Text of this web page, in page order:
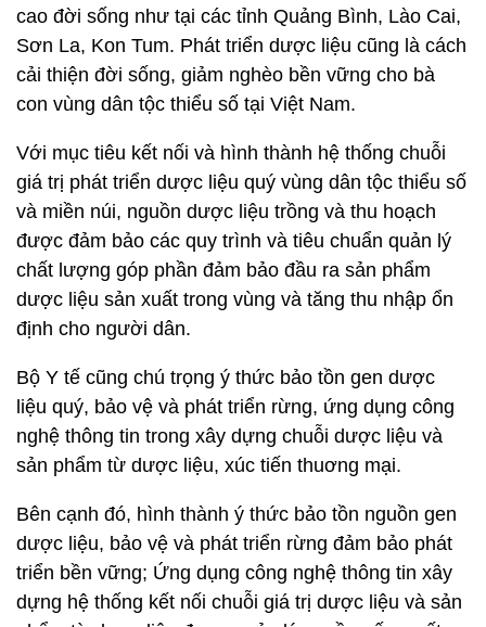
cao đời sống như tại các tỉnh Quảng Bình, Lào Cai,
Sơn La, Kon Tum. Phát triển dược liệu cũng là cách
cải thiện đời sống, giảm nghèo bền vững cho bà
con vùng dân tộc thiểu số tại Việt Nam.
Với mục tiêu kết nối và hình thành hệ thống chuỗi
giá trị phát triển dược liệu quý vùng dân tộc thiểu số
và miền núi, nguồn dược liệu trồng và thu hoạch
được đảm bảo các quy trình và tiêu chuẩn quản lý
chất lượng góp phần đảm bảo đầu ra sản phẩm
dược liệu sản xuất trong vùng và tăng thu nhập ổn
định cho người dân.
Bộ Y tế cũng chú trọng ý thức bảo tồn gen dược
liệu quý, bảo vệ và phát triển rừng, ứng dụng công
nghệ thông tin trong xây dựng chuỗi dược liệu và
sản phẩm từ dược liệu, xúc tiến thuơng mại.
Bên cạnh đó, hình thành ý thức bảo tồn nguồn gen
dược liệu, bảo vệ và phát triển rừng đảm bảo phát
triển bền vững; Ứng dụng công nghệ thông tin xây
dựng hệ thống kết nối chuỗi giá trị dược liệu và sản